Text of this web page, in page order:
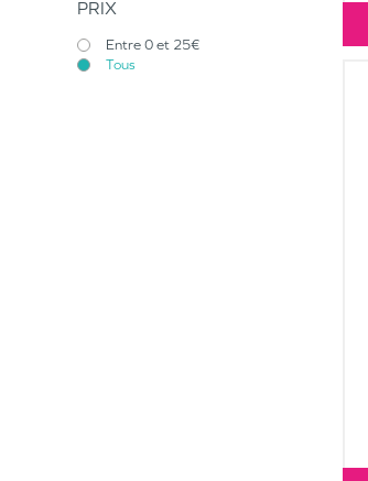
PRIX
Entre 0 et 25€
Tous